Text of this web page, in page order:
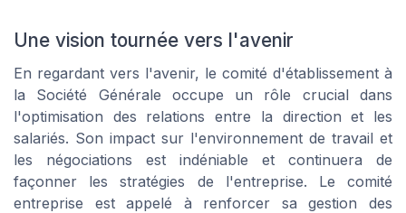
Une vision tournée vers l'avenir
En regardant vers l'avenir, le comité d'établissement à
la Société Générale occupe un rôle crucial dans
l'optimisation des relations entre la direction et les
salariés. Son impact sur l'environnement de travail et
les négociations est indéniable et continuera de
façonner les stratégies de l'entreprise. Le comité
entreprise est appelé à renforcer sa gestion des